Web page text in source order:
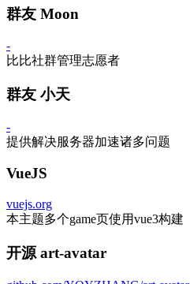
群友 Moon
-
比比社群管理志愿者
群友 小天
-
提供解决服务器加速诸多问题
VueJS
vuejs.org
本主题多个game页使用vue3构建
开源 art-avatar